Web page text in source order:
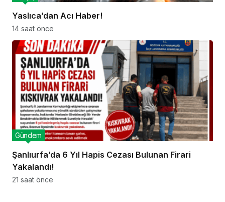
Yaslıca’dan Acı Haber!
14 saat önce
Şanlıurfa’da 6 Yıl Hapis Cezası Bulunan Firari
Yakalandı!
Gündem
21 saat önce